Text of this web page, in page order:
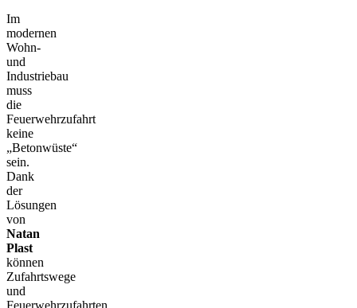
Im
modernen
Wohn-
und
Industriebau
muss
die
Feuerwehrzufahrt
keine
„Betonwüste“
sein.
Dank
der
Lösungen
von
Natan
Plast
können
Zufahrtswege
und